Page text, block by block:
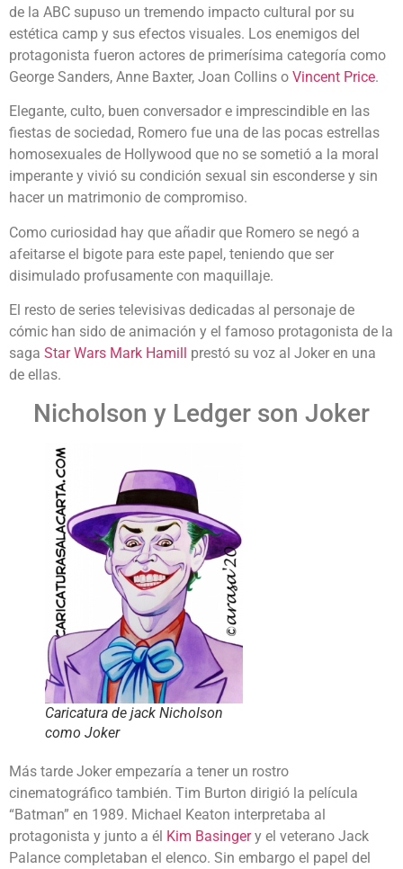
de la ABC supuso un tremendo impacto cultural por su
estética camp y sus efectos visuales. Los enemigos del
protagonista fueron actores de primerísima categoría como
George Sanders, Anne Baxter, Joan Collins o Vincent Price.
Elegante, culto, buen conversador e imprescindible en las
fiestas de sociedad, Romero fue una de las pocas estrellas
homosexuales de Hollywood que no se sometió a la moral
imperante y vivió su condición sexual sin esconderse y sin
hacer un matrimonio de compromiso.
Como curiosidad hay que añadir que Romero se negó a
afeitarse el bigote para este papel, teniendo que ser
disimulado profusamente con maquillaje.
El resto de series televisivas dedicadas al personaje de
cómic han sido de animación y el famoso protagonista de la
saga Star Wars Mark Hamill prestó su voz al Joker en una
de ellas.
Nicholson y Ledger son Joker
Caricatura de jack Nicholson
como Joker
Más tarde Joker empezaría a tener un rostro
cinematográfico también. Tim Burton dirigió la película
“Batman” en 1989. Michael Keaton interpretaba al
protagonista y junto a él Kim Basingery el veterano Jack
Palance completaban el elenco. Sin embargo el papel del